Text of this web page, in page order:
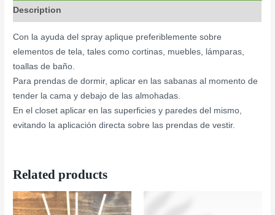
Description
Con la ayuda del spray aplique preferiblemente sobre
elementos de tela, tales como cortinas, muebles, lámparas,
toallas de baño.
Para prendas de dormir, aplicar en las sabanas al momento de
tender la cama y debajo de las almohadas.
En el closet aplicar en las superficies y paredes del mismo,
evitando la aplicación directa sobre las prendas de vestir.
Related products